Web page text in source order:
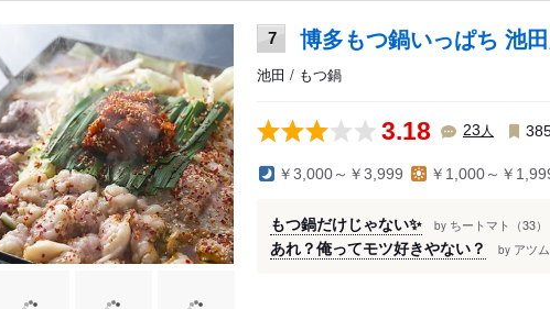
7 博多もつ鍋いっぱち 池
池田 / もつ鍋
3.18 23 人
￥3,000～￥3,999 ￥1,000～￥
もつ鍋だけじゃない✨ by ちートマト（33）
あれ？俺ってモツ好きやない？ by アツ